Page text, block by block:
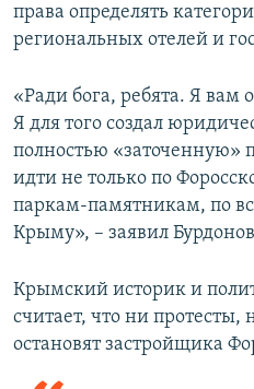
права определять
региональных отелей и
«Ради бога, ребята. Я вам
Я для того создал
полностью «заточенную»
идти не только по
паркам-памятникам, по
Крыму», – заявил
Крымский историк и
считает, что ни протесты,
остановят застройщика